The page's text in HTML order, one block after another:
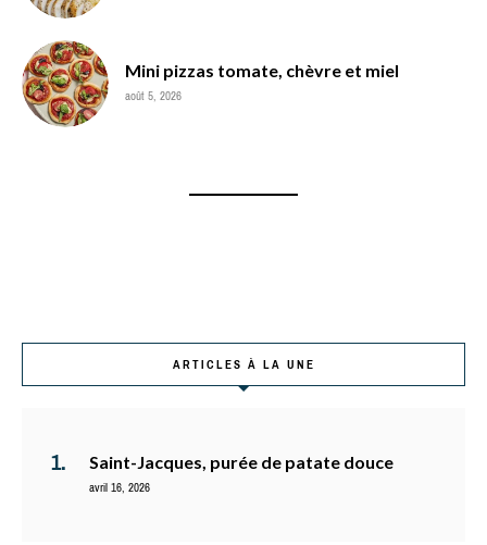
Mini pizzas tomate, chèvre et miel
août 5, 2026
ARTICLES À LA UNE
Saint-Jacques, purée de patate douce
avril 16, 2026